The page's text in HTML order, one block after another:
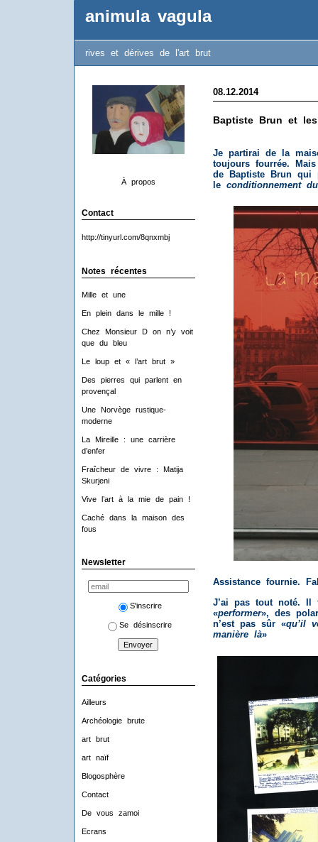
animula vagula
rives et dérives de l'art brut
À propos
Contact
http://tinyurl.com/8qnxmbj
Notes récentes
Mille et une
En plein dans le mille !
Chez Monsieur D on n’y voit
que du bleu
Le loup et « l’art brut »
Des pierres qui parlent en
provençal
Une Norvège rustique-
moderne
La Mireille : une carrière
d’enfer
Fraîcheur de vivre : Matija
Skurjeni
Vive l’art à la mie de pain !
Caché dans la maison des
fous
Newsletter
S'inscrire
Se désinscrire
Catégories
Ailleurs
Archéologie brute
art brut
art naïf
Blogosphère
Contact
De vous zamoi
Ecrans
08.12.2014
Baptiste Brun et
Je partirai de la
toujours fourrée.
de Baptiste Brun qui
le conditionnement
Assistance fournie.
J’ai pas tout noté. Il
«performer», des
n’est pas sûr «qu’il
manière là»